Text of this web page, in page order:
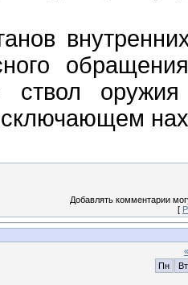
ствол
Добавлять комментарии
[
«
Пн
Вт